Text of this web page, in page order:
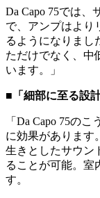
Da Capo 75では、
で、アンプはより
るようになりまし
ただけでなく、中
います。」
■「細部に至る設
「Da Capo 75の
に効果があります
生きとしたサウン
ることが可能。室
す。